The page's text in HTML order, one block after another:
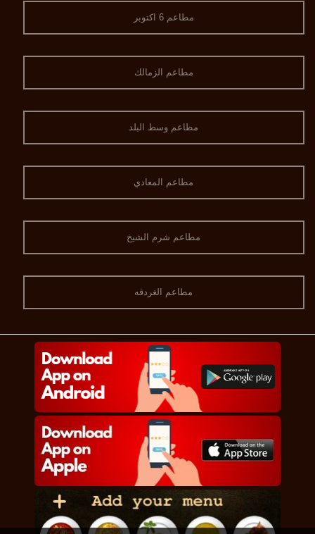
مطاعم 6 اكتوبر
مطاعم الزمالك
مطاعم وسط البلد
مطاعم المعادي
مطاعم شرم الشيخ
مطاعم الغردقه